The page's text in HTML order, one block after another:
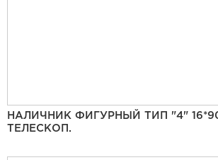
НАЛИЧНИК ФИГУРНЫЙ ТИП "4"
ТЕЛЕСКОП.